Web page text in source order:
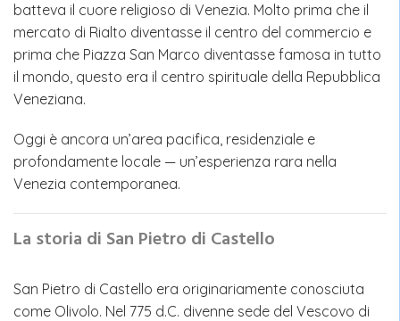
batteva il cuore religioso di Venezia. Molto prima che il
mercato di Rialto diventasse il centro del commercio e
prima che Piazza San Marco diventasse famosa in tutto
il mondo, questo era il centro spirituale della Repubblica
Veneziana.
Oggi è ancora un’area pacifica, residenziale e
profondamente locale — un’esperienza rara nella
Venezia contemporanea.
La storia di San Pietro di Castello
San Pietro di Castello era originariamente conosciuta
come Olivolo. Nel 775 d.C. divenne sede del Vescovo di